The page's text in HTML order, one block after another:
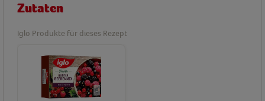
Zutaten
Iglo Produkte für dieses Rezept